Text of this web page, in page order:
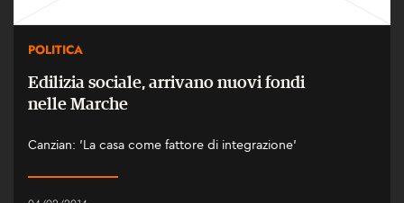
POLITICA
Edilizia sociale, arrivano nuovi fondi
nelle Marche
Canzian: 'La casa come fattore di integrazione'